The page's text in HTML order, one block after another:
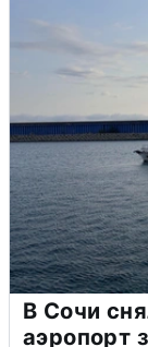
В Сочи
аэропорт